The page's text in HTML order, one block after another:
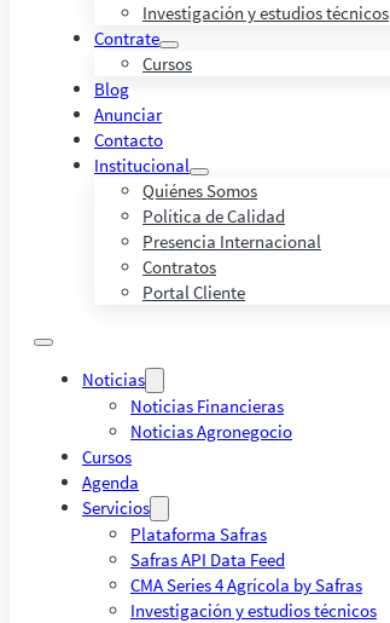
Investigación y estudios técnicos
Contrate
Cursos
Blog
Anunciar
Contacto
Institucional
Quiénes Somos
Política de Calidad
Presencia Internacional
Contratos
Portal Cliente
Noticias
Noticias Financieras
Noticias Agronegocio
Cursos
Agenda
Servicios
Plataforma Safras
Safras API Data Feed
CMA Series 4 Agrícola by Safras
Investigación y estudios técnicos